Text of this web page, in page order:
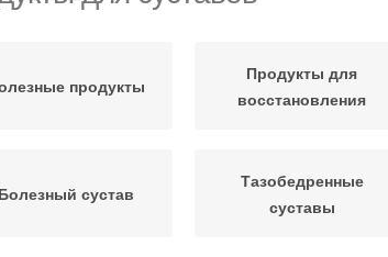
продукты
Продукты для
восстановления
Болезный сустав
Тазобедренные
суставы